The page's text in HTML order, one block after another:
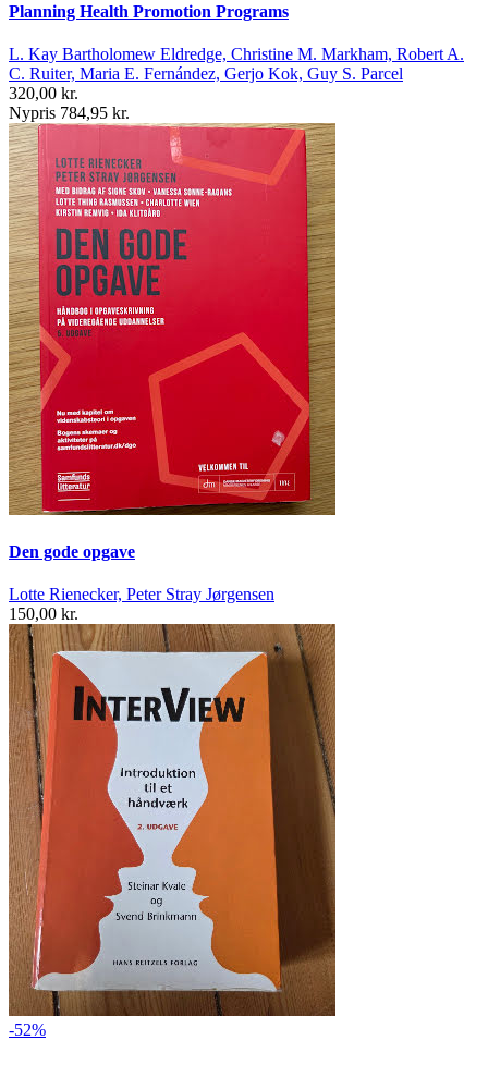
Planning Health Promotion Programs
L. Kay Bartholomew Eldredge, Christine M. Markham, Robert A.
C. Ruiter, Maria E. Fernández, Gerjo Kok, Guy S. Parcel
320,00 kr.
Nypris 784,95 kr.
Den gode opgave
Lotte Rienecker, Peter Stray Jørgensen
150,00 kr.
-52%